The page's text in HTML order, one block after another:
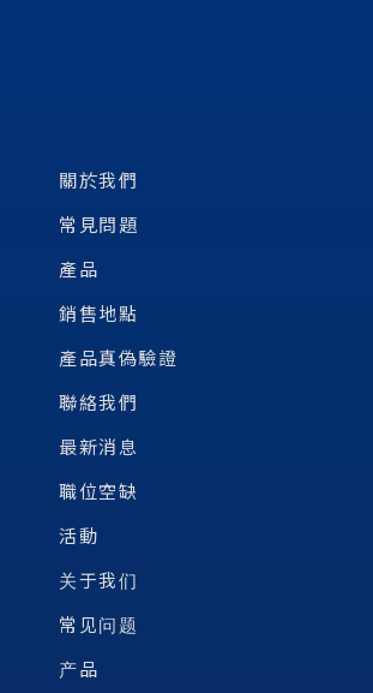
關於我們
常見問題
產品
銷售地點
產品真偽驗證
聯絡我們
最新消息
職位空缺
活動
关于我们
常见问题
产品